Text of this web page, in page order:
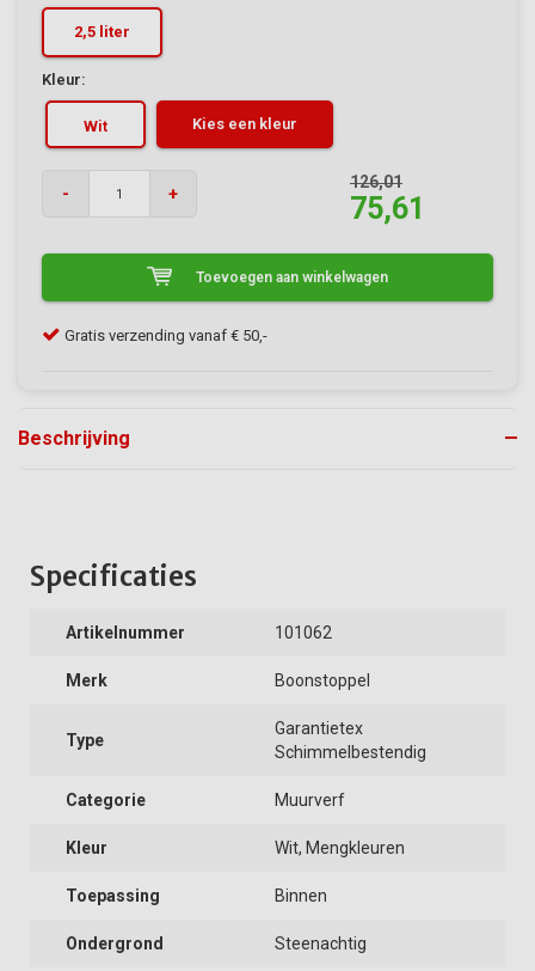
2,5 liter
Kleur:
Wit Kies een kleur
- +
126,01
75,61
Toevoegen aan winkelwagen
Klanten geven VerfonlineXL een 9/10
Beschrijving
Specificaties
Artikelnummer 101062
Merk Boonstoppel
Type
Garantietex
Schimmelbestendig
Categorie Muurverf
Kleur Wit, Mengkleuren
Toepassing Binnen
Ondergrond Steenachtig